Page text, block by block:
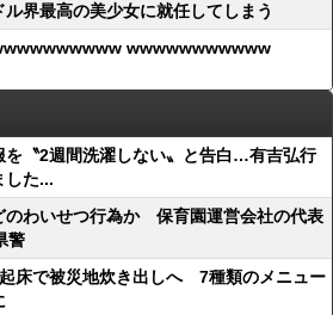
ル界最高の美少女に就任してしまう
wwwwwwwwwww
〝2週間洗濯しない〟と告白…有吉弘行
した...
のわいせつ行為か 保育園運営会社の代表
警
床で被災地炊き出しへ 7種類のメニュー